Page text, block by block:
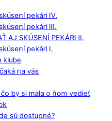
pekári IV.
pekári III.
AJ SKÚSENÍ PEKÁRI II.
pekári I.
klube
na vás
by si mala o ňom vedieť
sú dostupné?